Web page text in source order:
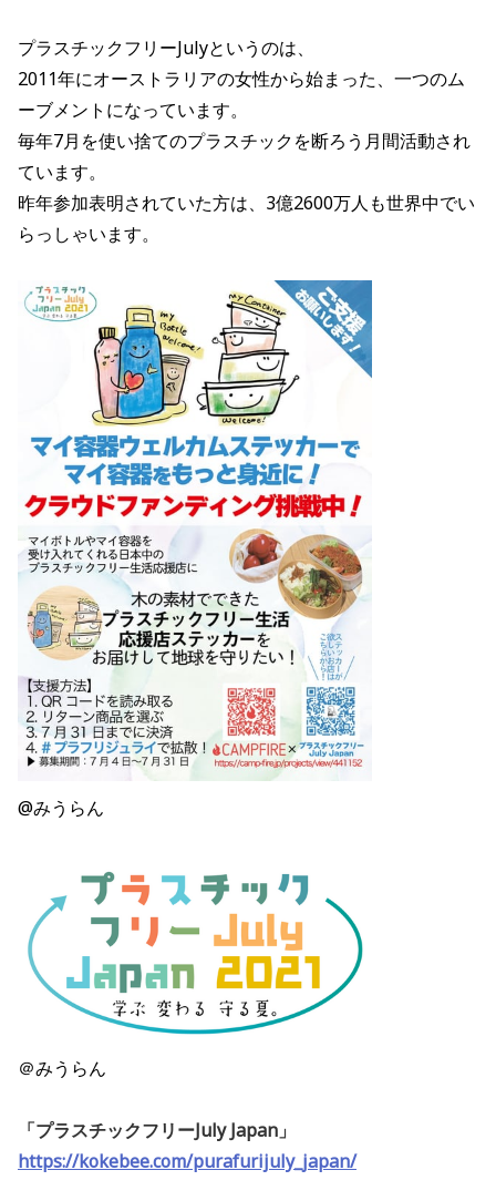
プラスチックフリーJulyというのは、
2011年にオーストラリアの女性から始まった、一つのム
ーブメントになっています。
毎年7月を使い捨てのプラスチックを断ろう月間活動され
ています。
昨年参加表明されていた方は、 3億2600万人も世界中でい
らっしゃいます。
@みうらん
＠みうらん
「プラスチックフリーJuly Japan」
https://kokebee.com/purafurijuly_japan/